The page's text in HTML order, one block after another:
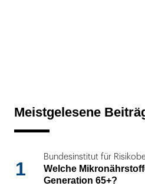
Meistgelesene
1
Bundesinstitut für
Welche
Generation 65+?